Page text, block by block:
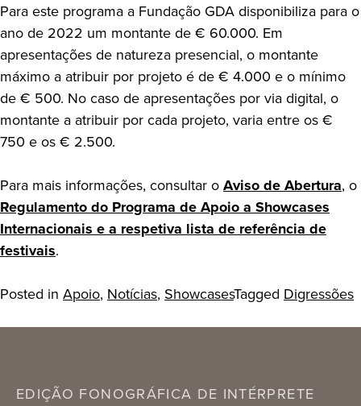
Para este programa a Fundação GDA disponibiliza para o
ano de 2022 um montante de € 60.000. Em
apresentações de natureza presencial, o montante
máximo a atribuir por projeto é de € 4.000 e o mínimo
de € 500. No caso de apresentações por via digital, o
montante a atribuir por cada projeto, varia entre os €
750 e os € 2.500.
Para mais informações, consultar oAviso de Abertura, o
Regulamento do Programa de Apoio a Showcases
Internacionais e a respetiva lista de referência de
festivais.
Posted in Apoio, Notícias, ShowcasesTagged Digressões
EDIÇÃO FONOGRÁFICA DE INTÉRPRETE